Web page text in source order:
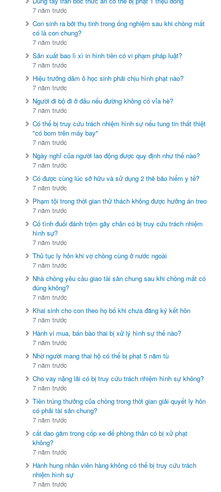
7 năm trước
Con sinh ra bởi thụ tinh trong ống nghiệm sau khi chồng mất
có là con chung?
7 năm trước
Sản xuất bao lì xì in hình tiền có vi phạm pháp luật?
7 năm trước
Hiệu trưởng dâm ô học sinh phải chịu hình phạt nào?
7 năm trước
Người đi bộ đi ở đâu nếu đường không có vỉa hè?
7 năm trước
Có thể bị truy cứu trách nhiệm hình sự nếu tung tin thất thiệt
"có bom trên máy bay"
7 năm trước
Ngày nghỉ của người lao động được quy định như thế nào?
7 năm trước
Có được cùng lúc sở hữu và sử dụng 2 thẻ bảo hiểm y tế?
7 năm trước
Phạm tội trong thời gian thử thách không được hưởng án treo
7 năm trước
Cố tình đuổi đánh trộm gãy chân có bị truy cứu trách nhiệm
hình sự?
7 năm trước
Thủ tục ly hôn khi vợ chồng cùng ở nước ngoài
7 năm trước
Nhà chồng yêu cầu giao tài sản chung sau khi chồng mất có
đúng không?
7 năm trước
Khai sinh cho con theo họ bố khi chưa đăng ký kết hôn
7 năm trước
Hành vi mua, bán bào thai bị xử lý hình sự thế nào?
7 năm trước
Nhờ người mang thai hộ có thể bị phạt 5 năm tù
7 năm trước
Cho vay nặng lãi có bị truy cứu trách nhiệm hình sự không?
7 năm trước
Tiền trúng thưởng của chồng trong thời gian giải quyết ly hôn
có phải tài sản chung?
7 năm trước
cất dao găm trong cốp xe để phòng thân có bị xử phạt
không?
7 năm trước
Hành hung nhân viên hàng không có thể bị truy cứu trách
nhiệm hình sự
7 năm trước